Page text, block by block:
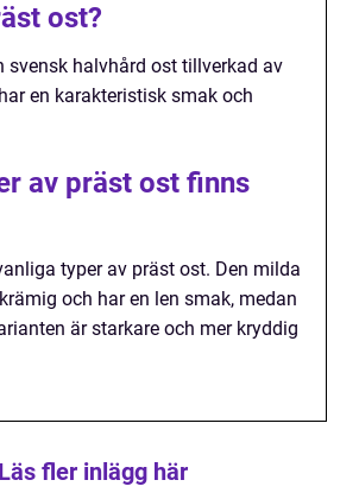
ost?
svensk halvhård ost tillverkad av
en karakteristisk smak och
av präst ost finns
typer av präst ost. Den milda
och har en len smak, medan
är starkare och mer kryddig
Läs fler inlägg här